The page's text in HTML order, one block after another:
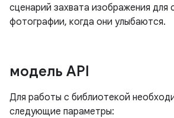
сценарий захвата изображения для
фотографии, когда они улыбаются.
модель API
Для работы с библиотекой
следующие параметры: